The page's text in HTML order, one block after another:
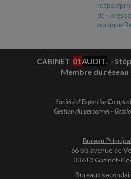
https://
de -
pratique
CABINET 01 AUDIT. -
Membre du réseau
Société d'ExpertiseC
Gestion du personnel -G
Bureau
66 bis avenue de
33610 Gazinet-
Bureaux